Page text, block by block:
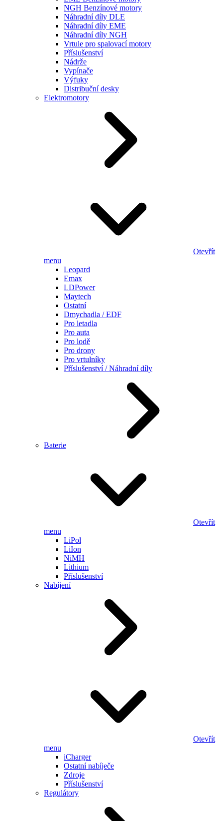
NGH Benzínové motory
Náhradní díly DLE
Náhradní díly EME
Náhradní díly NGH
Vrtule pro spalovací motory
Příslušenství
Nádrže
Vypínače
Výfuky
Distribuční desky
Elektromotory
Otevřít
menu
Leopard
Emax
LDPower
Maytech
Ostatní
Dmychadla / EDF
Pro letadla
Pro auta
Pro lodě
Pro drony
Pro vrtulníky
Příslušenství / Náhradní díly
Baterie
Otevřít
menu
LiPol
LiIon
NiMH
Lithium
Příslušenství
Nabíjení
Otevřít
menu
iCharger
Ostatní nabíječe
Zdroje
Příslušenství
Regulátory